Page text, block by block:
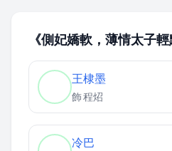
《側妃嬌軟，薄情太子
王棣墨
飾程炤
冷巴